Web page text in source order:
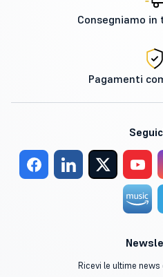
Consegniamo
Pagamenti
Ricevi le ultime